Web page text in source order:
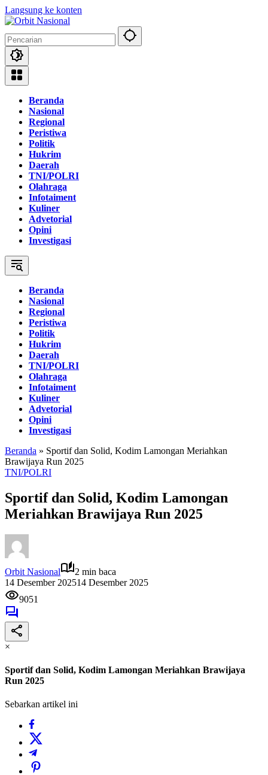
Langsung ke konten
Beranda
Nasional
Regional
Peristiwa
Politik
Hukrim
Daerah
TNI/POLRI
Olahraga
Infotaiment
Kuliner
Advetorial
Opini
Investigasi
Beranda
Nasional
Regional
Peristiwa
Politik
Hukrim
Daerah
TNI/POLRI
Olahraga
Infotaiment
Kuliner
Advetorial
Opini
Investigasi
Beranda » Sportif dan Solid, Kodim Lamongan Meriahkan
Brawijaya Run 2025
TNI/POLRI
Sportif dan Solid, Kodim Lamongan
Meriahkan Brawijaya Run 2025
Orbit Nasional
2 min baca
14 Desember 202514 Desember 2025
9051
×
Sportif dan Solid, Kodim Lamongan Meriahkan Brawijaya
Run 2025
Sebarkan artikel ini